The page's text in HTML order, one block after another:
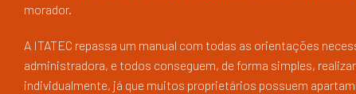
morador.
A ITATEC repassa um manual com todas as orientações
administradora, e todos conseguem, de forma simples,
individualmente, já que muitos proprietários possuem